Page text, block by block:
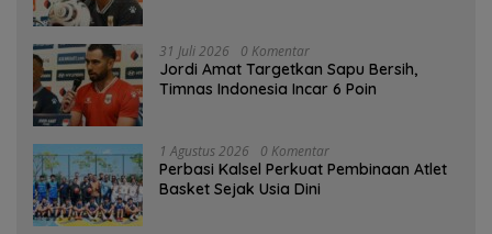
31 Juli 2026 0 Komentar
Jordi Amat Targetkan Sapu Bersih,
Timnas Indonesia Incar 6 Poin
1 Agustus 2026 0 Komentar
Perbasi Kalsel Perkuat Pembinaan Atlet
Basket Sejak Usia Dini